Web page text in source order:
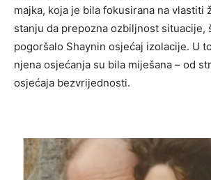
majka, koja je bila fokusirana na vlastiti
stanju da prepozna ozbiljnost situacije,
pogoršalo Shaynin osjećaj izolacije. U
njena osjećanja su bila miješana – od
osjećaja bezvrijednosti.